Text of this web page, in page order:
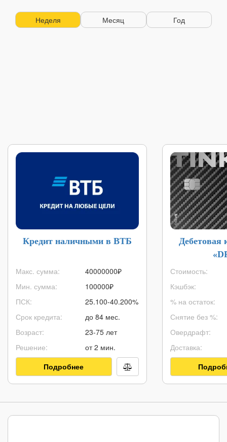
Неделя Месяц Год
Кредит наличными в ВТБ
Макс. сумма:
Мин. сумма:
ПСК:
Срок кредита:
Возраст:
Решение:
40000000₽
100000₽
25.100-40.200%
до 84 мес.
23-75 лет
от 2 мин.
Подробнее
Дебетовая
Стоимость:
Кэшбэк:
% на остаток:
Снятие без %:
Овердрафт:
Доставка: